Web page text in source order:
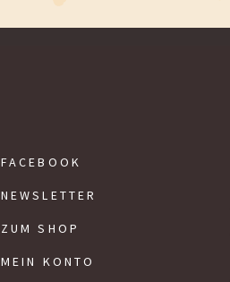
FACEBOOK
NEWSLETTER
ZUM SHOP
MEIN KONTO